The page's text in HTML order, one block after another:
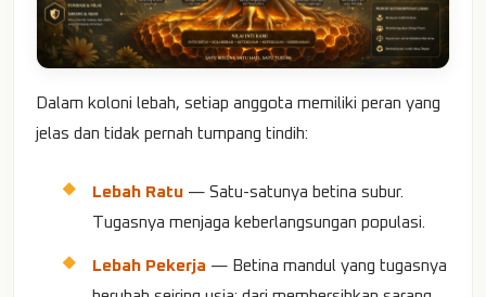
Dalam koloni lebah, setiap anggota memiliki peran yang
jelas dan tidak pernah tumpang tindih:
Lebah Ratu — Satu-satunya betina subur.
Tugasnya menjaga keberlangsungan populasi.
Lebah Pekerja — Betina mandul yang tugasnya